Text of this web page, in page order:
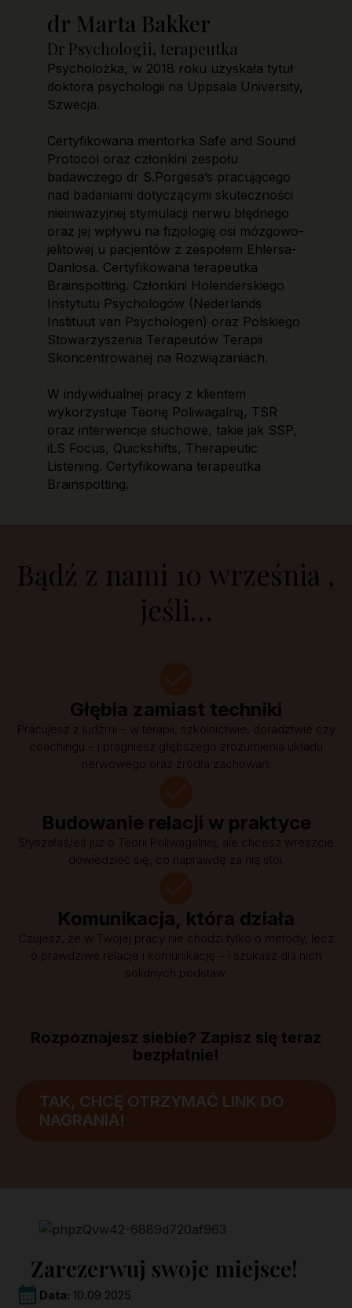
dr Marta Bakker
Dr Psychologii, terapeutka
Psycholożka, w 2018 roku uzyskała tytuł
doktora psychologii na Uppsala University,
Szwecja.
Certyfikowana mentorka Safe and Sound
Protocol oraz członkini zespołu
badawczego dr S.Porgesa’s pracującego
nad badaniami dotyczącymi skuteczności
nieinwazyjnej stymulacji nerwu błędnego
oraz jej wpływu na fizjologię osi mózgowo-
jelitowej u pacjentów z zespołem Ehlersa-
Danlosa. Certyfikowana terapeutka
Brainspotting. Członkini Holenderskiego
Instytutu Psychologów (Nederlands
Instituut van Psychologen) oraz Polskiego
Stowarzyszenia Terapeutów Terapii
Skoncentrowanej na Rozwiązaniach.
W indywidualnej pracy z klientem
wykorzystuje Teorię Poliwagalną, TSR
oraz interwencje słuchowe, takie jak SSP,
iLS Focus, Quickshifts, Therapeutic
Listening. Certyfikowana terapeutka
Brainspotting.
Bądź z nami 10 września ,
jeśli…
Głębia zamiast techniki
Pracujesz z ludźmi – w terapii, szkolnictwie, doradztwie czy
coachingu – i pragniesz głębszego zrozumienia układu
nerwowego oraz źródła zachowań.
Budowanie relacji w praktyce
Słyszałaś/eś już o Teorii Poliwagalnej, ale chcesz wreszcie
dowiedzieć się, co naprawdę za nią stoi.
Komunikacja, która działa
Czujesz, że w Twojej pracy nie chodzi tylko o metody, lecz
o prawdziwe relacje i komunikację – i szukasz dla nich
solidnych podstaw.
Rozpoznajesz siebie? Zapisz się teraz
bezpłatnie!
TAK, CHCĘ OTRZYMAĆ LINK DO
NAGRANIA!
Zarezerwuj swoje miejsce!
Data: 10.09 2025